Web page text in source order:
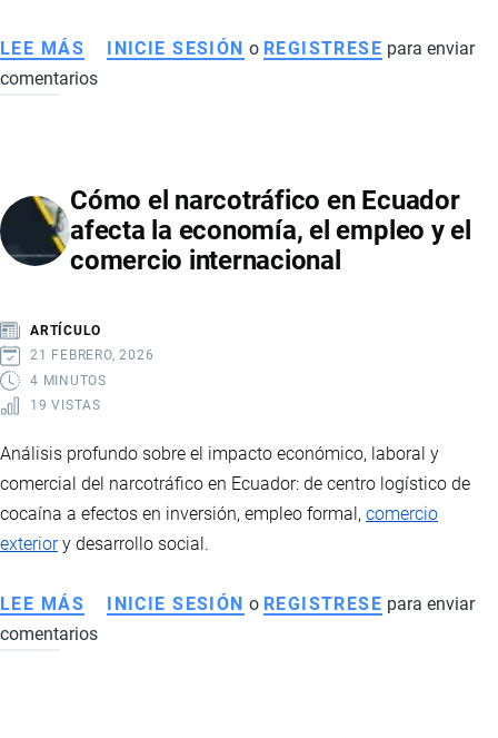
LEE MÁS SOBRE
CRISIS
IMPACTO
EN
ECONOMÍA,
COMPETITIVIDAD
INTERNACIONAL
INICIE SESIÓN o REGISTRESE para enviar
comentarios
Cómo el narcotráfico en Ecuador
afecta la economía, el empleo y el
comercio internacional
ARTÍCULO
21 FEBRERO, 2026
4 MINUTOS
19 VISTAS
Análisis profundo sobre el impacto económico, laboral y
comercial del narcotráfico en Ecuador: de centro logístico de
cocaína a efectos en inversión, empleo formal, comercio
exteriory desarrollo social.
LEE MÁS SOBRE
CÓMO
INICIE SESIÓN o REGISTRESE para enviar
comentarios